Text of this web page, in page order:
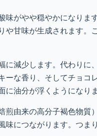
がやや穏やかになりま
甘味が生成されます。
減少します。代わりに
な香り、そしてチョコ
油分が浮くようになりま
由来の高分子褐色物質
につながります。つま